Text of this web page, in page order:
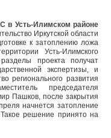
в Усть-Илимском районе
Иркутской области
к затоплению ложа
Усть-Илимского
проекта получат
экспертизы, и
регионального развития
председателя
Пашков, после закрытия
начнется затопление
решение принято на